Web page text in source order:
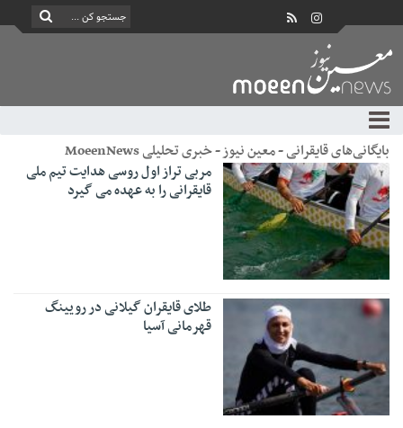
بایگانی‌های قایقرانی - معین نیوز - خبری تحلیلی MoeenNews
مربی تراز اول روسی هدایت تیم ملی
قایقرانی را به عهده می گیرد
طلای قایقران گیلانی در رویینگ
قهرمانی آسیا